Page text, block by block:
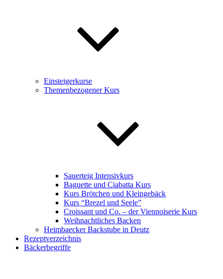
Einsteigerkurse
Themenbezogener Kurs
Sauerteig Intensivkurs
Baguette und Ciabatta Kurs
Kurs Brötchen und Kleingebäck
Kurs “Brezel und Seele”
Croissant und Co. – der Viennoiserie Kurs
Weihnachtliches Backen
Heimbaecker Backstube in Deutz
Rezeptverzeichnis
Bäckerbegriffe